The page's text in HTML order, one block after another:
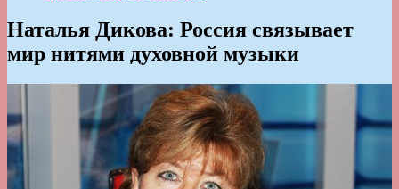
Наталья Дикова: Россия связывает
мир нитями духовной музыки